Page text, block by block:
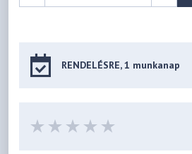
RENDELÉSRE, 1 munkanap